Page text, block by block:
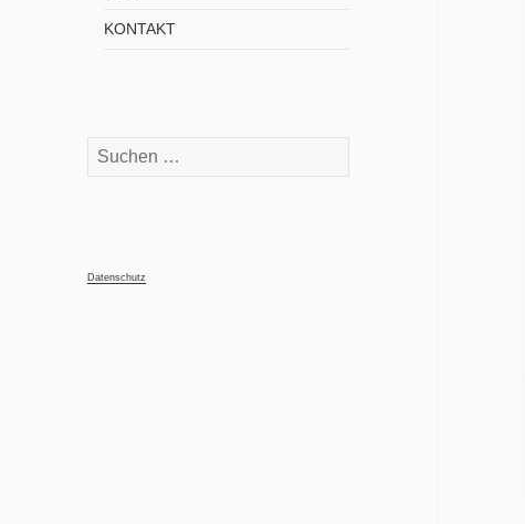
KONTAKT
Suchen
Datenschutz